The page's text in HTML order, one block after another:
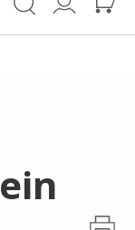
Mein
Mein